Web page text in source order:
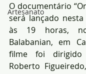
Artesanato
O documentário
será lançado
às 19 horas,
Balabanian, em
filme foi dirigido
Roberto